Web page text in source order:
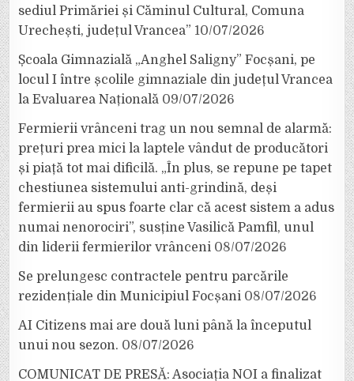
sediul Primăriei și Căminul Cultural, Comuna
Urechești, județul Vrancea” 10/07/2026
Școala Gimnazială „Anghel Saligny” Focșani, pe
locul I între școlile gimnaziale din județul Vrancea
la Evaluarea Națională 09/07/2026
Fermierii vrânceni trag un nou semnal de alarmă:
prețuri prea mici la laptele vândut de producători
și piață tot mai dificilă. „În plus, se repune pe tapet
chestiunea sistemului anti-grindină, deși
fermierii au spus foarte clar că acest sistem a adus
numai nenorociri”, susține Vasilică Pamfil, unul
din liderii fermierilor vrânceni 08/07/2026
Se prelungesc contractele pentru parcările
rezidențiale din Municipiul Focșani 08/07/2026
AI Citizens mai are două luni până la începutul
unui nou sezon. 08/07/2026
COMUNICAT DE PRESĂ: Asociația NOI a finalizat